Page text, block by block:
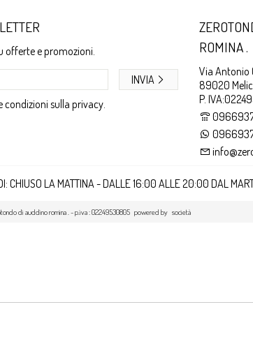
offerte e promozioni.
sulla privacy.
INVIA
ZEROTONDO DI AUDDINO
ROMINA .
Via Antonio
89020
P.
CHIUSO LA MATTINA - DALLE 16:00 ALLE 20:00 DAL
di auddino romina . - p.iva : 02249530805 powered by società